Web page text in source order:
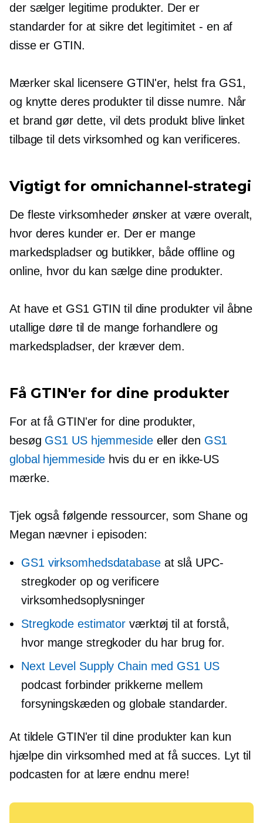
der sælger legitime produkter. Der er
standarder for at sikre det legitimitet - en af
disse er GTIN.
Mærker skal licensere GTIN'er, helst fra GS1,
og knytte deres produkter til disse numre. Når
et brand gør dette, vil dets produkt blive linket
tilbage til dets virksomhed og kan verificeres.
Vigtigt for omnichannel-strategi
De fleste virksomheder ønsker at være overalt,
hvor deres kunder er. Der er mange
markedspladser og butikker, både offline og
online, hvor du kan sælge dine produkter.
At have et GS1 GTIN til dine produkter vil åbne
utallige døre til de mange forhandlere og
markedspladser, der kræver dem.
Få GTIN'er for dine produkter
For at få GTIN'er for dine produkter,
besøg GS1 US hjemmesideeller den GS1
global hjemmeside hvis du er en ikke-US
mærke.
Tjek også følgende ressourcer, som Shane og
Megan nævner i episoden:
GS1 virksomhedsdatabaseat slå UPC-
stregkoder op og verificere
virksomhedsoplysninger
Stregkode estimator værktøj til at forstå,
hvor mange stregkoder du har brug for.
Next Level Supply Chain med GS1 US
podcast forbinder prikkerne mellem
forsyningskæden og globale standarder.
At tildele GTIN'er til dine produkter kan kun
hjælpe din virksomhed med at få succes. Lyt til
podcasten for at lære endnu mere!